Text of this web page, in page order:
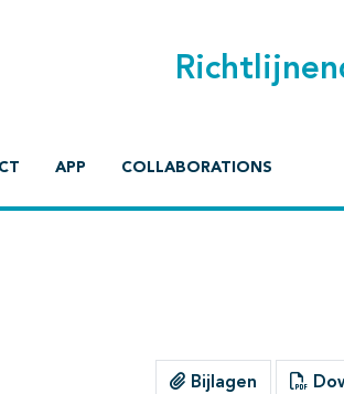
APP COLLABORATIONS
Bijlagen